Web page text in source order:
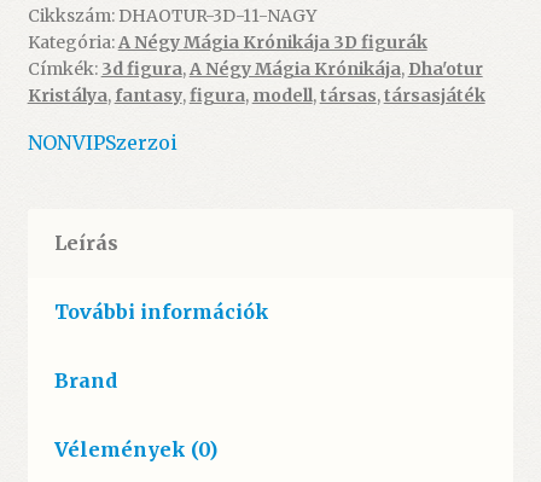
társasjáték
3D
díszfigura
11.
-
(175
mennyiség
Cikkszám: DHAOTUR-3D-11-NAGY
Kategória:A Négy Mágia Krónikája 3D figurák
Címkék: 3d figura,A Négy Mágia Krónikája, Dha'otur
Kristálya, fantasy,figura, modell,társas,társasjáték
NONVIPSzerzoi
Leírás
További információk
Brand
Vélemények (0)